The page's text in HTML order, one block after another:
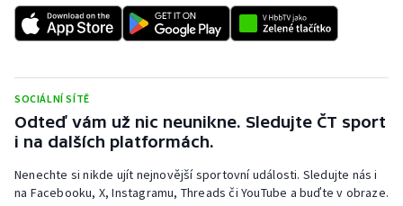
Sportovní střelba
Triatlon
Veslování
Vodní slalom
SOCIÁLNÍ SÍTĚ
Odteď vám už nic neunikne. Sledujte ČT sport
i na dalších platformách.
Nenechte si nikde ujít nejnovější sportovní události. Sledujte nás i
na Facebooku, X, Instagramu, Threads či YouTube a buďte v obraze.